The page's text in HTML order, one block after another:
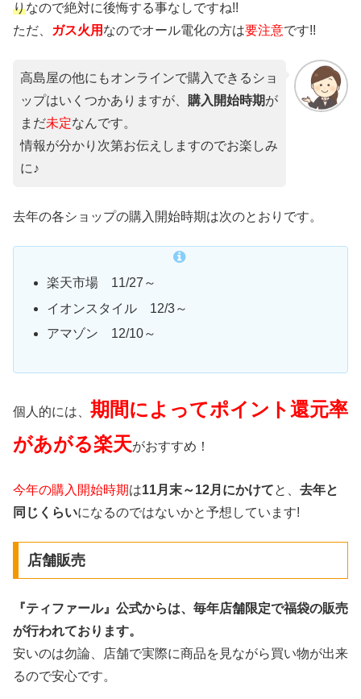
りなので絶対に後悔する事なしですね!!
ただ、
ガス火用 なのでオール電化の方は要注意です!!
高島屋の他にもオンラインで購入できるショ
ップはいくつかありますが、 購入開始時期が
まだ未定なんです。
情報が分かり次第お伝えしますのでお楽しみ
に♪
去年の各ショップの購入開始時期は次のとおりです。
楽天市場 11/27～
イオンスタイル 12/3～
アマゾン 12/10～
個人的には、 期間によってポイント還元率
があがる楽天がおすすめ！
今年の購入開始時期は11月末～12月にかけてと、 去年と
同じくらいになるのではないかと予想しています!
店舗販売
『ティファール』公式からは、毎年店舗限定で福袋の販売
が行われております。
安いのは勿論、店舗で実際に商品を見ながら買い物が出来
るので安心です。